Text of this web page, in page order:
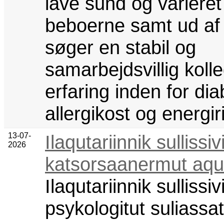
beboerne samt ud
søger en stabil og
samarbejdsvillig
erfaring inden for
allergikost og
13-07-
2026
Ilaqutariinnik
katsorsaanermut
Ilaqutariinnik
psykologitut